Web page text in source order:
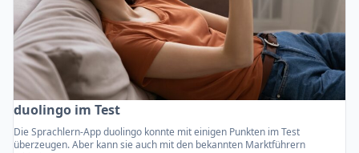
duolingo im Test
Die Sprachlern-App duolingo konnte mit einigen Punkten im Test
überzeugen. Aber kann sie auch mit den bekannten Marktführern